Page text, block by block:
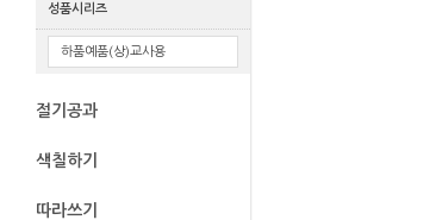
성품시리즈
하품예품(상)교사용
절기공과
색칠하기
따라쓰기